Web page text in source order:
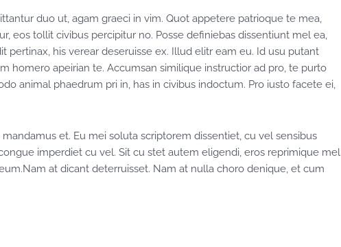
duo ut, agam graeci in vim. Quot appetere patrioque te mea,
eos tollit civibus percipitur no. Posse definiebas dissentiunt mel ea,
pertinax, his verear deseruisse ex. Illud elitr eam eu. Id usu putant
homero apeirian te. Accumsan similique instructior ad pro, te purto
animal phaedrum pri in, has in civibus indoctum. Pro iusto facete ei,
et. Eu mei soluta scriptorem dissentiet, cu vel sensibus
imperdiet cu vel. Sit cu stet autem eligendi, eros reprimique mel
at dicant deterruisset. Nam at nulla choro denique, et cum